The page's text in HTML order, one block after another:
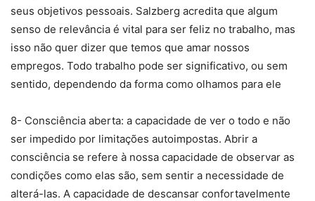
seus objetivos pessoais. Salzberg acredita que algum
senso de relevância é vital para ser feliz no trabalho, mas
isso não quer dizer que temos que amar nossos
empregos. Todo trabalho pode ser significativo, ou sem
sentido, dependendo da forma como olhamos para ele
8- Consciência aberta: a capacidade de ver o todo e não
ser impedido por limitações autoimpostas. Abrir a
consciência se refere à nossa capacidade de observar as
condições como elas são, sem sentir a necessidade de
alterá-las. A capacidade de descansar confortavelmente